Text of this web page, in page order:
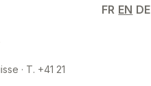
· T. +41 21
FR EN DE